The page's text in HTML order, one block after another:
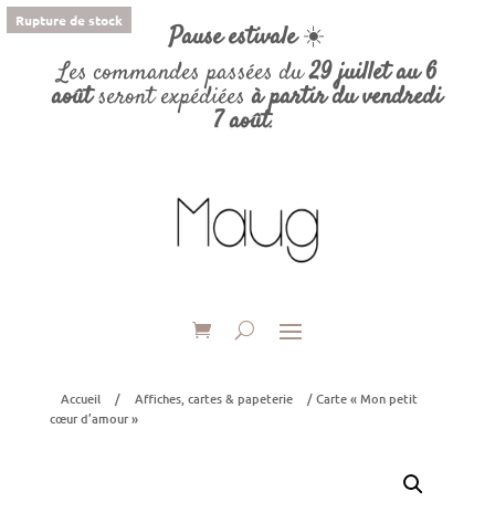
Pause estivale☀️
Les commandes passées du29 juillet au 6
aoûtseront expédiéesà partir du vendredi
7 août.
Rupture de stock
Accueil / Affiches, cartes & papeterie
/ Carte « Mon petit
cœur d’amour »